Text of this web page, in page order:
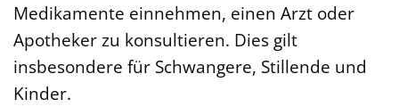
Medikamente einnehmen, einen Arzt oder
Apotheker zu konsultieren. Dies gilt
insbesondere für Schwangere, Stillende und
Kinder.